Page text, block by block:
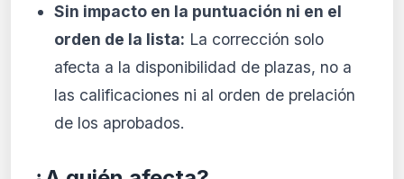
Sin impacto en la puntuación ni en el
orden de la lista: La corrección solo
afecta a la disponibilidad de plazas, no a
las calificaciones ni al orden de prelación
de los aprobados.